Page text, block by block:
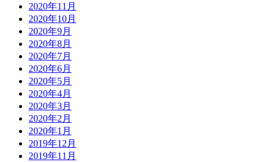
2020年11月
2020年10月
2020年9月
2020年8月
2020年7月
2020年6月
2020年5月
2020年4月
2020年3月
2020年2月
2020年1月
2019年12月
2019年11月